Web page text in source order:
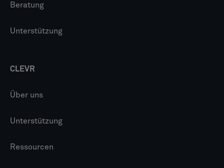
Beratung
Unterstützung
CLEVR
Über uns
Unterstützung
Ressourcen